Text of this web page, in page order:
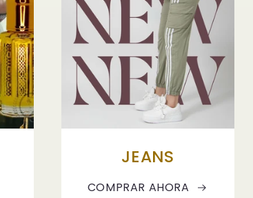
JEANS
COMPRAR AHORA